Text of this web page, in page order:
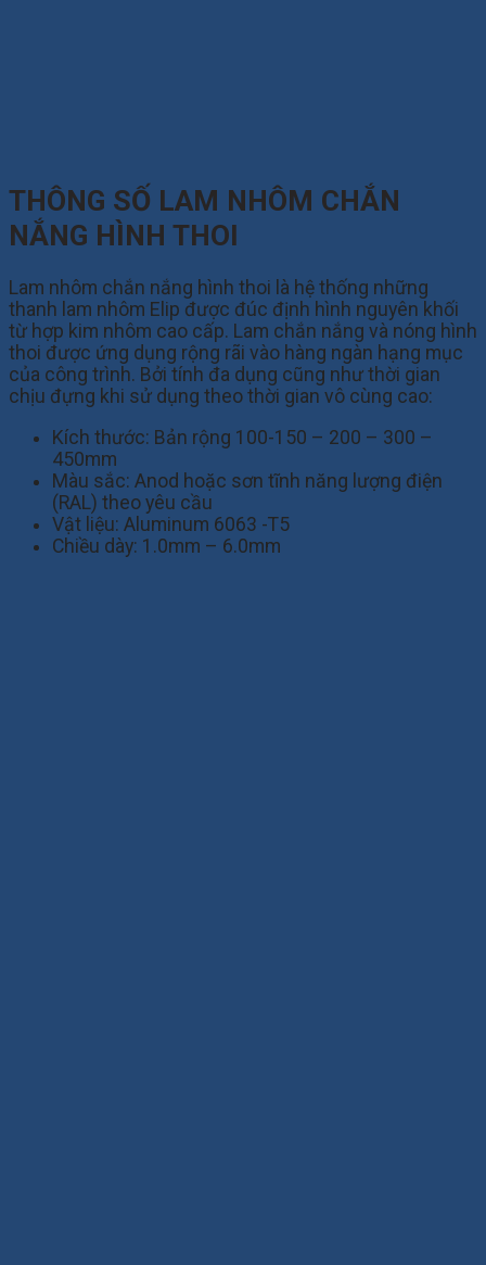
THÔNG SỐ LAM NHÔM CHẮN
NẮNG HÌNH THOI
Lam nhôm chắn nắng hình thoi là hệ thống những
thanh lam nhôm Elip được đúc định hình nguyên khối
từ hợp kim nhôm cao cấp. Lam chắn nắng và nóng hình
thoi được ứng dụng rộng rãi vào hàng ngàn hạng mục
của công trình. Bởi tính đa dụng cũng như thời gian
chịu đựng khi sử dụng theo thời gian vô cùng cao:
Kích thước: Bản rộng 100-150 – 200 – 300 –
450mm
Màu sắc: Anod hoặc sơn tĩnh năng lượng điện
(RAL) theo yêu cầu
Vật liệu: Aluminum 6063 -T5
Chiều dày: 1.0mm – 6.0mm